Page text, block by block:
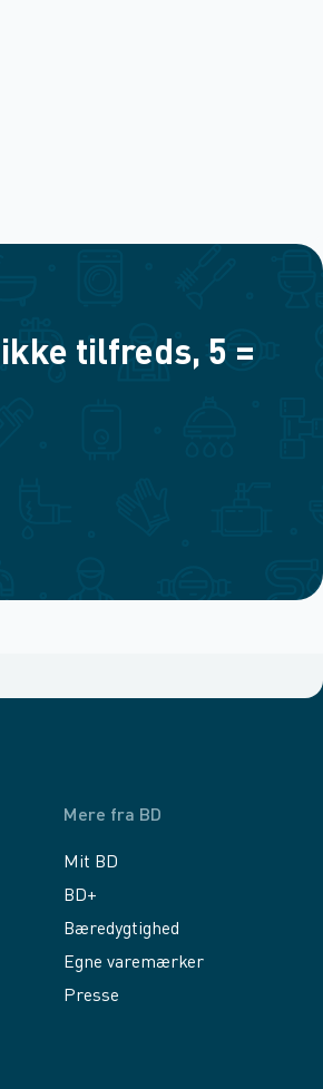
tilfreds, 5 =
Mere fra BD
Mit BD
BD+
Bæredygtighed
Egne varemærker
Presse